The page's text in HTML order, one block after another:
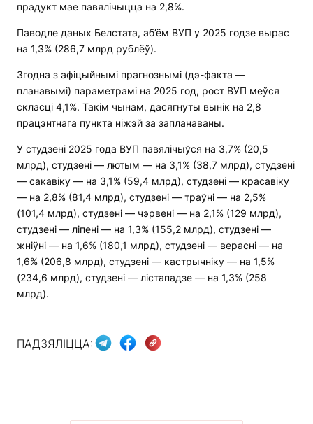
прадукт мае павялічыцца на 2,8%.
Паводле даных Белстата, аб’ём ВУП у 2025 годзе вырас
на 1,3% (286,7 млрд рублёў).
Згодна з афіцыйнымі прагнознымі (дэ-факта —
планавымі) параметрамі на 2025 год, рост ВУП меўся
скласці 4,1%. Такім чынам, дасягнуты вынік на 2,8
працэнтнага пункта ніжэй за запланаваны.
У студзені 2025 года ВУП павялічыўся на 3,7% (20,5
млрд), студзені — лютым — на 3,1% (38,7 млрд), студзені
— сакавіку — на 3,1% (59,4 млрд), студзені — красавіку
— на 2,8% (81,4 млрд), студзені — траўні — на 2,5%
(101,4 млрд), студзені — чэрвені — на 2,1% (129 млрд),
студзені — ліпені — на 1,3% (155,2 млрд), студзені —
жніўні — на 1,6% (180,1 млрд), студзені — верасні — на
1,6% (206,8 млрд), студзені — кастрычніку — на 1,5%
(234,6 млрд), студзені — лістападзе — на 1,3% (258
млрд).
ПАДЗЯЛІЦЦА: